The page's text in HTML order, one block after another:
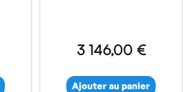
3 146,00 €
Ajouter au panier